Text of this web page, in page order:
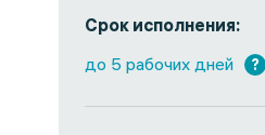
Срок исполнения:
до 5 рабочих дней
?